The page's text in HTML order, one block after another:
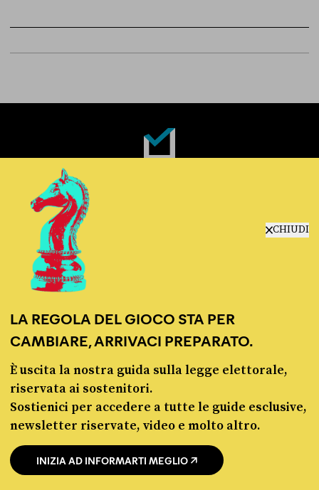
CHIUDI
LA REGOLA DEL GIOCO STA PER
CAMBIARE, ARRIVACI PREPARATO.
È uscita la nostra guida sulla legge elettorale,
riservata ai sostenitori.
Sostienici per accedere a tutte le guide esclusive,
newsletter riservate, video e molto altro.
INIZIA AD INFORMARTI MEGLIO
Fact-checking e informazione
politica dal 2012.
manifesto
redazione
progetti
lavora con noi
contattaci